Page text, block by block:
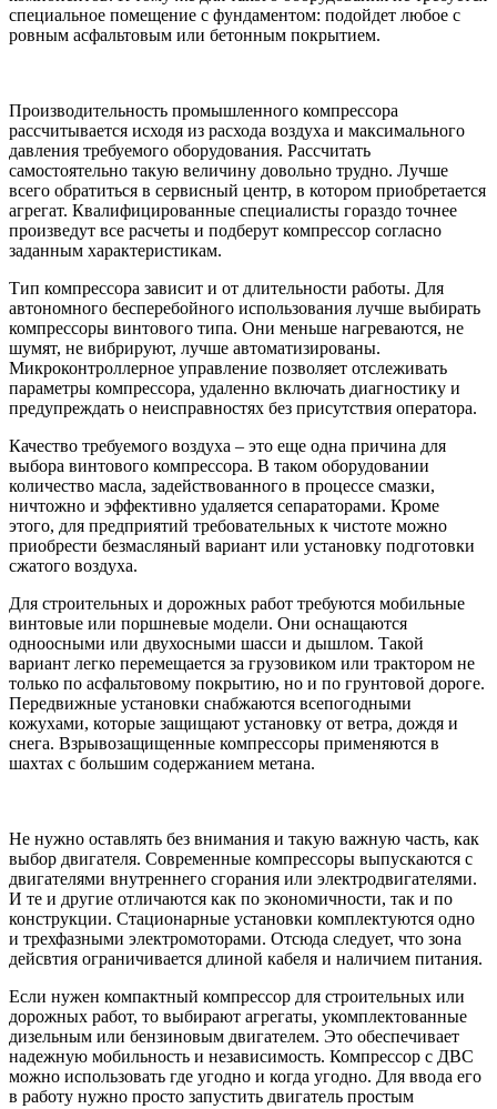
специальное помещение с фундаментом: подойдет любое с
ровным асфальтовым или бетонным покрытием.
Производительность промышленного компрессора
рассчитывается исходя из расхода воздуха и максимального
давления требуемого оборудования. Рассчитать
самостоятельно такую величину довольно трудно. Лучше
всего обратиться в сервисный центр, в котором приобретается
агрегат. Квалифицированные специалисты гораздо точнее
произведут все расчеты и подберут компрессор согласно
заданным характеристикам.
Тип компрессора зависит и от длительности работы. Для
автономного бесперебойного использования лучше выбирать
компрессоры винтового типа. Они меньше нагреваются, не
шумят, не вибрируют, лучше автоматизированы.
Микроконтроллерное управление позволяет отслеживать
параметры компрессора, удаленно включать диагностику и
предупреждать о неисправностях без присутствия оператора.
Качество требуемого воздуха – это еще одна причина для
выбора винтового компрессора. В таком оборудовании
количество масла, задействованного в процессе смазки,
ничтожно и эффективно удаляется сепараторами. Кроме
этого, для предприятий требовательных к чистоте можно
приобрести безмасляный вариант или установку подготовки
сжатого воздуха.
Для строительных и дорожных работ требуются мобильные
винтовые или поршневые модели. Они оснащаются
одноосными или двухосными шасси и дышлом. Такой
вариант легко перемещается за грузовиком или трактором не
только по асфальтовому покрытию, но и по грунтовой дороге.
Передвижные установки снабжаются всепогодными
кожухами, которые защищают установку от ветра, дождя и
снега. Взрывозащищенные компрессоры применяются в
шахтах с большим содержанием метана.
Не нужно оставлять без внимания и такую важную часть, как
выбор двигателя. Современные компрессоры выпускаются с
двигателями внутреннего сгорания или электродвигателями.
И те и другие отличаются как по экономичности, так и по
конструкции. Стационарные установки комплектуются одно
и трехфазными электромоторами. Отсюда следует, что зона
дейсвтия ограничивается длиной кабеля и наличием питания.
Если нужен компактный компрессор для строительных или
дорожных работ, то выбирают агрегаты, укомплектованные
дизельным или бензиновым двигателем. Это обеспечивает
надежную мобильность и независимость. Компрессор с ДВС
можно использовать где угодно и когда угодно. Для ввода его
в работу нужно просто запустить двигатель простым